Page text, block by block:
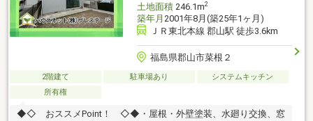
土地面積246.1m2
築年月 2001年8月(築25年1ヶ月)
ＪＲ東北本線 郡山駅 徒歩3.6km
福島県郡山市菜根２
2階建て 駐車場あり
システムキッチン
所有権
◆◇ おススメPoint！ ◇◆・屋根・外壁塗装、水廻り交換、窓